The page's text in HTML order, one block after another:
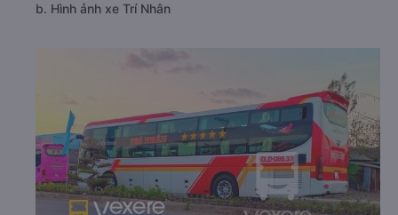
b. Hình ảnh xe Trí Nhân